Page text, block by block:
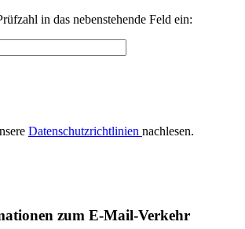
in das nebenstehende Feld ein:
Datenschutzrichtlinien nachlesen.
zum E-Mail-Verkehr